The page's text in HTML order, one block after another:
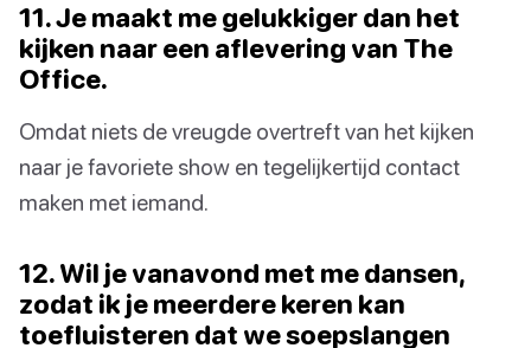
11. Je maakt me gelukkiger dan het
kijken naar een aflevering van The
Office.
Omdat niets de vreugde overtreft van het kijken
naar je favoriete show en tegelijkertijd contact
maken met iemand.
12. Wil je vanavond met me dansen,
zodat ik je meerdere keren kan
toefluisteren dat we soepslangen